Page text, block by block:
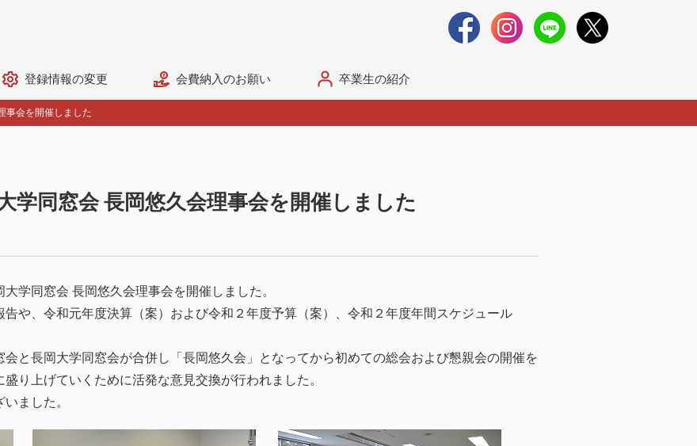
登録情報の変更 会費納入のお願い 卒業生の紹介
事会を開催しました
学同窓会 長岡悠久会理事会を開催しました
学同窓会 長岡悠久会理事会を開催しました。
や、令和元年度決算（案）および令和２年度予算（案）、令和２年度年間スケジュール
と長岡大学同窓会が合併し「長岡悠久会」となってから初めての総会および懇親会の開催を
り上げていくために活発な意見交換が行われました。
ました。